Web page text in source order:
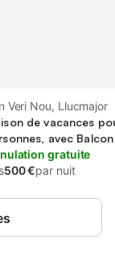
Veri Nou, Llucmajor
de vacances
avec
gratuite
500 €par nuit